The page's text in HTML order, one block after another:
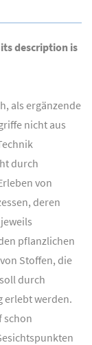
description is
als ergänzende
nicht aus
durch
von
deren
pflanzlichen
Stoffen, die
durch
erlebt werden.
schon